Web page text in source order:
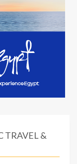
TRAVEL &